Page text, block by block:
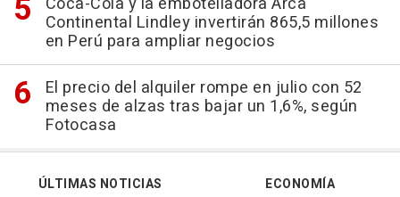
Continental Lindley invertirán 865,5 millones
en Perú para ampliar negocios
El precio del alquiler rompe en julio con 52
meses de alzas tras bajar un 1,6%, según
Fotocasa
ÚLTIMAS NOTICIAS
ECONOMÍA